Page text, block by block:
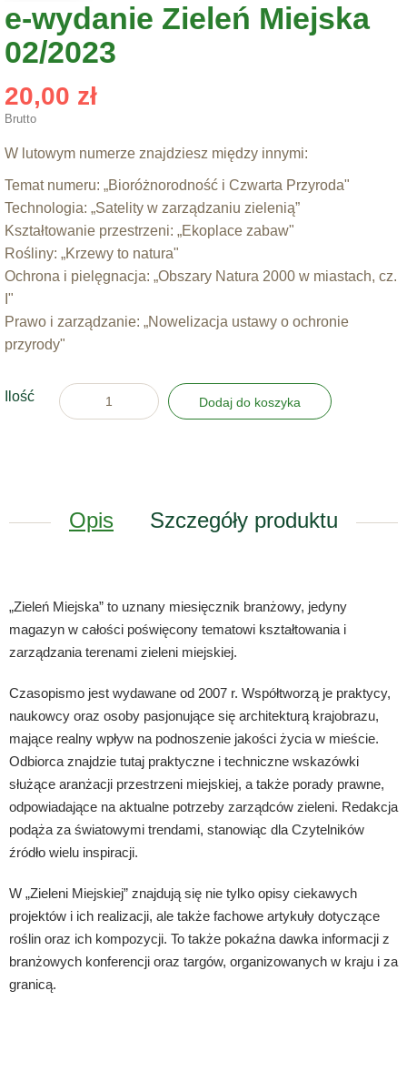
e-wydanie Zieleń Miejska
02/2023
20,00 zł
Brutto
W lutowym numerze znajdziesz między innymi:
Temat numeru: „Bioróżnorodność i Czwarta Przyroda"
Technologia: „Satelity w zarządzaniu zielenią”
Kształtowanie przestrzeni: „Ekoplace zabaw"
Rośliny: „Krzewy to natura"
Ochrona i pielęgnacja: „Obszary Natura 2000 w miastach, cz.
I"
Prawo i zarządzanie: „Nowelizacja ustawy o ochronie
przyrody"
Ilość Dodaj do koszyka
Opis Szczegóły produktu
„Zieleń Miejska” to uznany miesięcznik branżowy, jedyny
magazyn w całości poświęcony tematowi kształtowania i
zarządzania terenami zieleni miejskiej.
Czasopismo jest wydawane od 2007 r. Współtworzą je praktycy,
naukowcy oraz osoby pasjonujące się architekturą krajobrazu,
mające realny wpływ na podnoszenie jakości życia w mieście.
Odbiorca znajdzie tutaj praktyczne i techniczne wskazówki
służące aranżacji przestrzeni miejskiej, a także porady prawne,
odpowiadające na aktualne potrzeby zarządców zieleni. Redakcja
podąża za światowymi trendami, stanowiąc dla Czytelników
źródło wielu inspiracji.
W „Zieleni Miejskiej” znajdują się nie tylko opisy ciekawych
projektów i ich realizacji, ale także fachowe artykuły dotyczące
roślin oraz ich kompozycji. To także pokaźna dawka informacji z
branżowych konferencji oraz targów, organizowanych w kraju i za
granicą.